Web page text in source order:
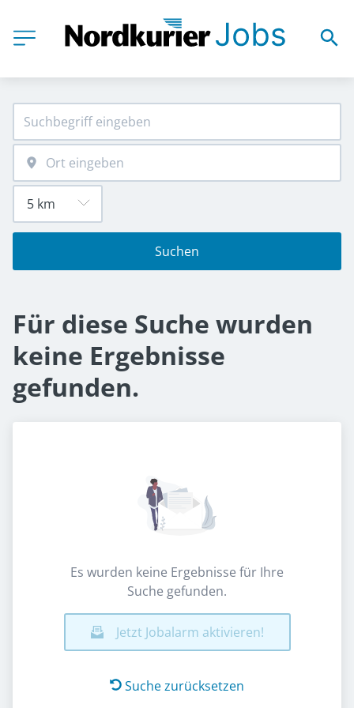
Suchen
Für diese Suche wurden
keine Ergebnisse
gefunden.
Es wurden keine Ergebnisse für Ihre
Suche gefunden.
Jetzt Jobalarm aktivieren!
Suche zurücksetzen